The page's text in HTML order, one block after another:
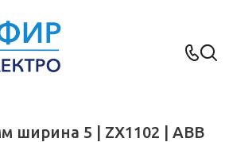
ширина 5 | ZX1102 | ABB